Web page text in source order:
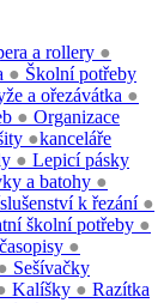
a rollery ●
●
a ořezávátka ●
●
Školní potřeby
●
●
a batohy ●
k řezání ●
školní potřeby ●
Organizace
kanceláře
●
Kalíšky ●
Lepicí pásky
Sešívačky
Razítka